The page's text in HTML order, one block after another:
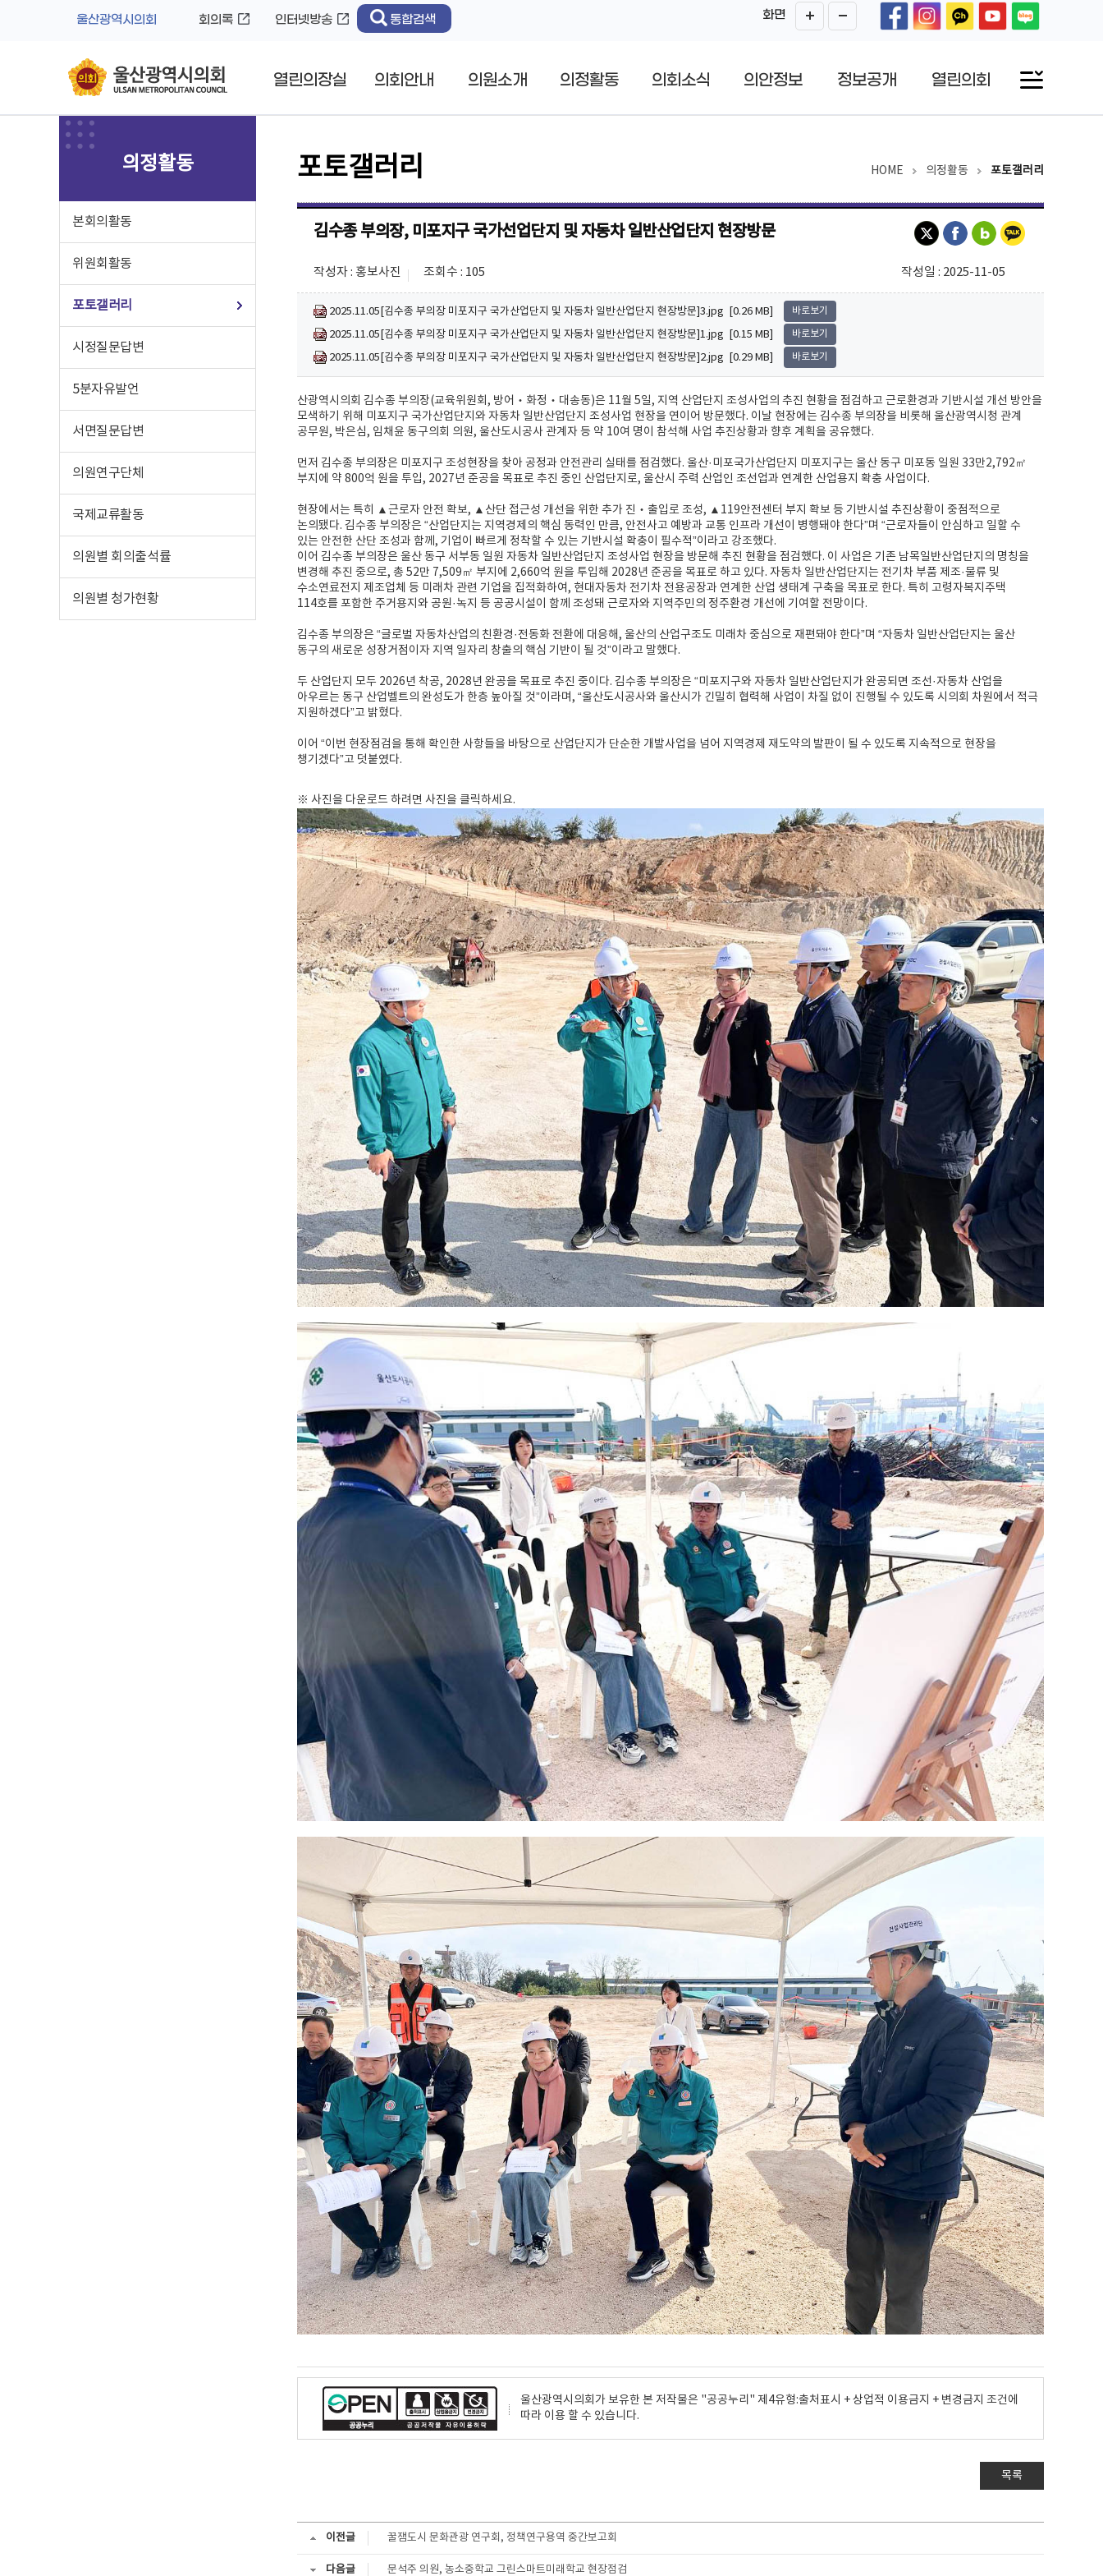
울산광역시의회 회의록 인터넷방송 통합검색 화면
열린의장실 의회안내 의원소개 의정활동 의회소식 의안정보 정보공개 열린의회
의정활동
본회의활동
위원회활동
포토갤러리
시정질문답변
5분자유발언
서면질문답변
의원연구단체
국제교류활동
의원별 회의출석률
의원별 청가현황
HOME 의정활동 포토갤러리
포토갤러리
김수종 부의장, 미포지구 국가선업단지 및 자동차 일반산업단지 현장방문
작성자 : 홍보사진 조회수 : 105 작성일 : 2025-11-05
2025.11.05[김수종 부의장 미포지구 국가산업단지 및 자동차 일반산업단지 현장방문]3.jpg [0.26 MB] 바로보기
2025.11.05[김수종 부의장 미포지구 국가산업단지 및 자동차 일반산업단지 현장방문]1.jpg [0.15 MB] 바로보기
2025.11.05[김수종 부의장 미포지구 국가산업단지 및 자동차 일반산업단지 현장방문]2.jpg [0.29 MB] 바로보기
산광역시의회 김수종 부의장(교육위원회, 방어‧화정‧대송동)은 11월 5일, 지역 산업단지 조성사업의 추진 현황을 점검하고 근로환경과 기반시설 개선 방안을
모색하기 위해 미포지구 국가산업단지와 자동차 일반산업단지 조성사업 현장을 연이어 방문했다. 이날 현장에는 김수종 부의장을 비롯해 울산광역시청 관계
공무원, 박은심, 임채윤 동구의회 의원, 울산도시공사 관계자 등 약 10여 명이 참석해 사업 추진상황과 향후 계획을 공유했다.
먼저 김수종 부의장은 미포지구 조성현장을 찾아 공정과 안전관리 실태를 점검했다. 울산·미포국가산업단지 미포지구는 울산 동구 미포동 일원 33만2,792㎡
부지에 약 800억 원을 투입, 2027년 준공을 목표로 추진 중인 산업단지로, 울산시 주력 산업인 조선업과 연계한 산업용지 확충 사업이다.
현장에서는 특히 ▲근로자 안전 확보, ▲산단 접근성 개선을 위한 추가 진‧출입로 조성, ▲119안전센터 부지 확보 등 기반시설 추진상황이 중점적으로
논의됐다. 김수종 부의장은 “산업단지는 지역경제의 핵심 동력인 만큼, 안전사고 예방과 교통 인프라 개선이 병행돼야 한다”며 “근로자들이 안심하고 일할 수
있는 안전한 산단 조성과 함께, 기업이 빠르게 정착할 수 있는 기반시설 확충이 필수적”이라고 강조했다.
이어 김수종 부의장은 울산 동구 서부동 일원 자동차 일반산업단지 조성사업 현장을 방문해 추진 현황을 점검했다. 이 사업은 기존 남목일반산업단지의 명칭을
변경해 추진 중으로, 총 52만 7,509㎡ 부지에 2,660억 원을 투입해 2028년 준공을 목표로 하고 있다. 자동차 일반산업단지는 전기차 부품 제조·물류 및
수소연료전지 제조업체 등 미래차 관련 기업을 집적화하여, 현대자동차 전기차 전용공장과 연계한 산업 생태계 구축을 목표로 한다. 특히 고령자복지주택
114호를 포함한 주거용지와 공원·녹지 등 공공시설이 함께 조성돼 근로자와 지역주민의 정주환경 개선에 기여할 전망이다.
김수종 부의장은 “글로벌 자동차산업의 친환경·전동화 전환에 대응해, 울산의 산업구조도 미래차 중심으로 재편돼야 한다”며 “자동차 일반산업단지는 울산
동구의 새로운 성장거점이자 지역 일자리 창출의 핵심 기반이 될 것”이라고 말했다.
두 산업단지 모두 2026년 착공, 2028년 완공을 목표로 추진 중이다. 김수종 부의장은 “미포지구와 자동차 일반산업단지가 완공되면 조선·자동차 산업을
아우르는 동구 산업벨트의 완성도가 한층 높아질 것”이라며, “울산도시공사와 울산시가 긴밀히 협력해 사업이 차질 없이 진행될 수 있도록 시의회 차원에서 적극
지원하겠다”고 밝혔다.
이어 “이번 현장점검을 통해 확인한 사항들을 바탕으로 산업단지가 단순한 개발사업을 넘어 지역경제 재도약의 발판이 될 수 있도록 지속적으로 현장을
챙기겠다”고 덧붙였다.
※ 사진을 다운로드 하려면 사진을 클릭하세요.
울산광역시의회가 보유한 본 저작물은 "공공누리" 제4유형:출처표시 + 상업적 이용금지 + 변경금지 조건에
따라 이용 할 수 있습니다.
목록
이전글 꿀잼도시 문화관광 연구회, 정책연구용역 중간보고회
다음글 문석주 의원, 농소중학교 그린스마트미래학교 현장점검